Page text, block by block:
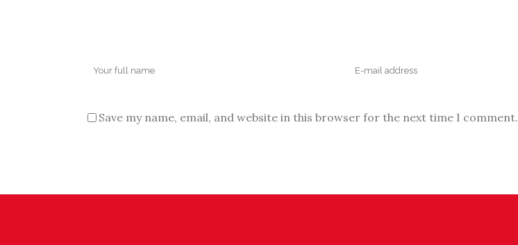
Save my name, email, and website in this browser for the next time I comment.